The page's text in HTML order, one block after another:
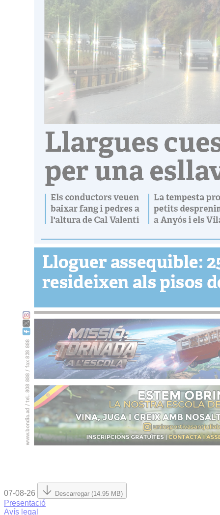
07-08-26 Descarregar (14.95 MB)
Presentació
Avís legal